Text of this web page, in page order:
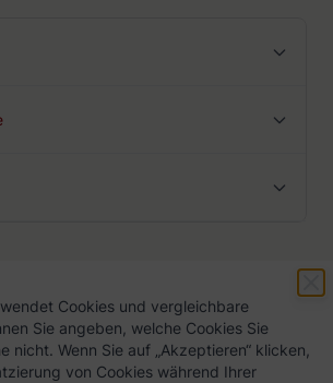
Cookies und vergleichbare
Sie angeben, welche Cookies Sie
nicht. Wenn Sie auf „Akzeptieren“ klicken,
von Cookies während Ihrer
Datenschutz-Bestimmungen